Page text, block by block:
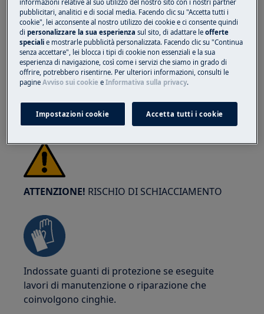
ATTENZIONE!RISCHIO DI LESIONI OCULARI
Indossate gli occhiali di protezione se eseguite
lavori di manutenzione o riparazione che
coinvolgono molle.
ATTENZIONE! RISCHIO DI SCHIACCIAMENTO
Indossate guanti di protezione se eseguite
lavori di manutenzione o riparazione che
coinvolgono cinghie.
informazioni relative al suo utilizzo del nostro sito con i nostri partner
pubblicitari, analitici e di social media. Facendo clic su "Accetta tutti i
cookie", lei acconsente al nostro utilizzo dei cookie e ci consente quindi
dipersonalizzare la sua esperienza sul sito, di adattare leofferte
speciali e mostrarle pubblicità personalizzata. Facendo clic su "Continua
senza accettare", lei blocca i tipi di cookie non essenziali e la sua
esperienza di navigazione, così come i servizi che siamo in grado di
offrire, potrebbero risentirne. Per ulteriori informazioni, consulti le
pagineAvviso sui cookie eInformativa sulla privacy.
Impostazioni cookie Accetta tutti i cookie